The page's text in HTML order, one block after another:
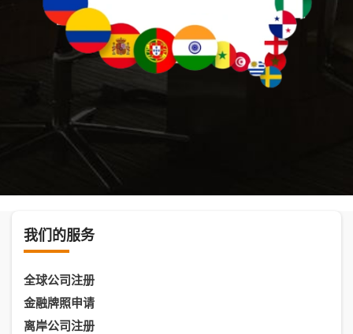
我们的服务
全球公司注册
金融牌照申请
离岸公司注册